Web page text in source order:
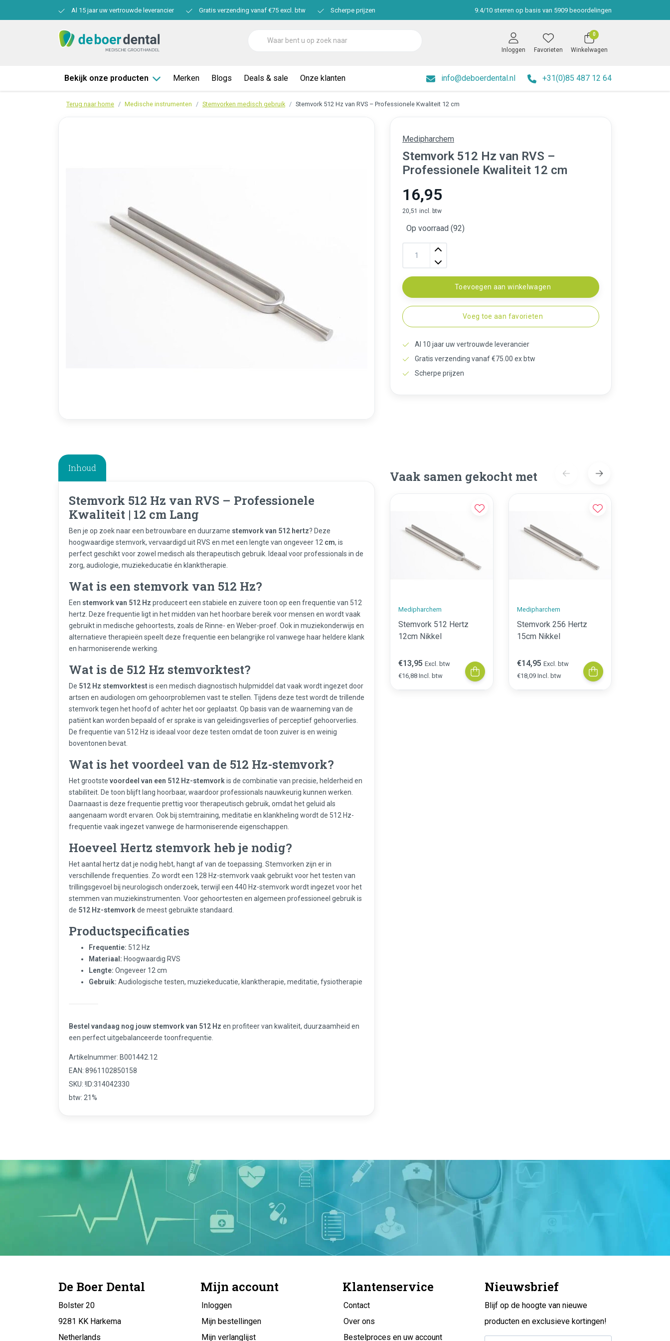
Al 15 jaar uw vertrouwde leverancier Gratis verzending vanaf €75 excl. btw Scherpe prijzen 9.4/10 sterren op basis van 5909 beoordelingen
Inloggen Favorieten
0
Winkelwagen
Bekijk onze producten Merken Blogs Deals & sale Onze klanten info@deboerdental.nl +31(0)85 487 12 64
Terug naar home Medische instrumenten Stemvorken medisch gebruik Stemvork 512 Hz van RVS – Professionele Kwaliteit 12 cm
Medipharchem
Stemvork 512 Hz van RVS –
Professionele Kwaliteit 12 cm
16,95
20,51 incl. btw
Op voorraad (92)
Toevoegen aan winkelwagen
Voeg toe aan favorieten
Al 10 jaar uw vertrouwde leverancier
Gratis verzending vanaf €75.00 ex btw
Scherpe prijzen
Inhoud
Stemvork 512 Hz van RVS – Professionele
Kwaliteit | 12 cm Lang
Ben je op zoek naar een betrouwbare en duurzame stemvork van 512 hertz? Deze
hoogwaardige stemvork, vervaardigd uit RVS en met een lengte van ongeveer 12 cm, is
perfect geschikt voor zowel medisch als therapeutisch gebruik. Ideaal voor professionals in de
zorg, audiologie, muziekeducatie én klanktherapie.
Wat is een stemvork van 512 Hz?
Een stemvork van 512 Hz produceert een stabiele en zuivere toon op een frequentie van 512
hertz. Deze frequentie ligt in het midden van het hoorbare bereik voor mensen en wordt vaak
gebruikt in medische gehoortests, zoals de Rinne- en Weber-proef. Ook in muziekonderwijs en
alternatieve therapieën speelt deze frequentie een belangrijke rol vanwege haar heldere klank
en harmoniserende werking.
Wat is de 512 Hz stemvorktest?
De 512 Hz stemvorktest is een medisch diagnostisch hulpmiddel dat vaak wordt ingezet door
artsen en audiologen om gehoorproblemen vast te stellen. Tijdens deze test wordt de trillende
stemvork tegen het hoofd of achter het oor geplaatst. Op basis van de waarneming van de
patiënt kan worden bepaald of er sprake is van geleidingsverlies of perceptief gehoorverlies.
De frequentie van 512 Hz is ideaal voor deze testen omdat de toon zuiver is en weinig
boventonen bevat.
Wat is het voordeel van de 512 Hz-stemvork?
Het grootste voordeel van een 512 Hz-stemvork is de combinatie van precisie, helderheid en
stabiliteit. De toon blijft lang hoorbaar, waardoor professionals nauwkeurig kunnen werken.
Daarnaast is deze frequentie prettig voor therapeutisch gebruik, omdat het geluid als
aangenaam wordt ervaren. Ook bij stemtraining, meditatie en klankheling wordt de 512 Hz-
frequentie vaak ingezet vanwege de harmoniserende eigenschappen.
Hoeveel Hertz stemvork heb je nodig?
Het aantal hertz dat je nodig hebt, hangt af van de toepassing. Stemvorken zijn er in
verschillende frequenties. Zo wordt een 128 Hz-stemvork vaak gebruikt voor het testen van
trillingsgevoel bij neurologisch onderzoek, terwijl een 440 Hz-stemvork wordt ingezet voor het
stemmen van muziekinstrumenten. Voor gehoortesten en algemeen professioneel gebruik is
de 512 Hz-stemvork de meest gebruikte standaard.
Productspecificaties
Frequentie: 512 Hz
Materiaal: Hoogwaardig RVS
Lengte: Ongeveer 12 cm
Gebruik: Audiologische testen, muziekeducatie, klanktherapie, meditatie, fysiotherapie
Bestel vandaag nog jouw stemvork van 512 Hz en profiteer van kwaliteit, duurzaamheid en
een perfect uitgebalanceerde toonfrequentie.
Artikelnummer: B001442.12
EAN: 8961102850158
SKU: !ID:314042330
btw: 21%
Vaak samen gekocht met
Medipharchem
Stemvork 512 Hertz
12cm Nikkel
€13,95 Excl. btw
€16,88 Incl. btw
Medipharchem
Stemvork 256 Hertz
15cm Nikkel
€14,95 Excl. btw
€18,09 Incl. btw
De Boer Dental
Bolster 20
9281 KK Harkema
Netherlands
Mijn account
Inloggen
Mijn bestellingen
Mijn verlanglijst
Klantenservice
Contact
Over ons
Bestelproces en uw account
Nieuwsbrief
Blijf op de hoogte van nieuwe
producten en exclusieve kortingen!